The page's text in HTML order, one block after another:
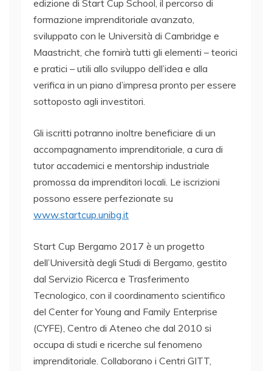
edizione di Start Cup School, il percorso di
formazione imprenditoriale avanzato,
sviluppato con le Università di Cambridge e
Maastricht, che fornirà tutti gli elementi – teorici
e pratici – utili allo sviluppo dell’idea e alla
verifica in un piano d’impresa pronto per essere
sottoposto agli investitori.
Gli iscritti potranno inoltre beneficiare di un
accompagnamento imprenditoriale, a cura di
tutor accademici e mentorship industriale
promossa da imprenditori locali. Le iscrizioni
possono essere perfezionate su
www.startcup.unibg.it
Start Cup Bergamo 2017 è un progetto
dell’Università degli Studi di Bergamo, gestito
dal Servizio Ricerca e Trasferimento
Tecnologico, con il coordinamento scientifico
del Center for Young and Family Enterprise
(CYFE), Centro di Ateneo che dal 2010 si
occupa di studi e ricerche sul fenomeno
imprenditoriale. Collaborano i Centri GITT,